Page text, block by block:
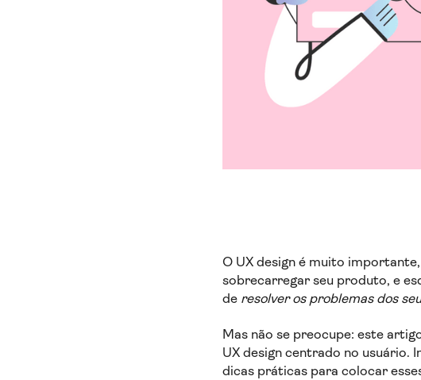
O UX design é muito
sobrecarregar seu produto, e
de resolver os problemas dos
Mas não se preocupe: este
UX design centrado no usuário.
dicas práticas para colocar